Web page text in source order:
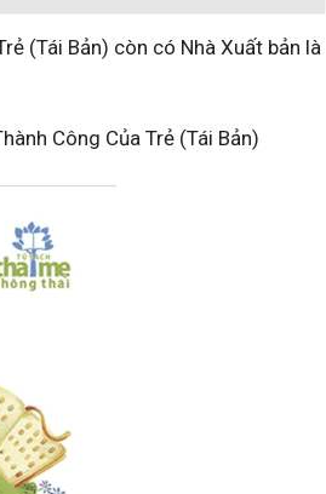
(Tái Bản) còn có Nhà Xuất bản là
Công Của Trẻ (Tái Bản)